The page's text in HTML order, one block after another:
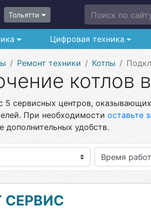
Тольятти Поиск по
Цифровая техника
Ремонт техники Котлы
котлов
сервисных центров, оказывающих
При необходимости оставьте
дополнительных удобств.
СЕРВИС